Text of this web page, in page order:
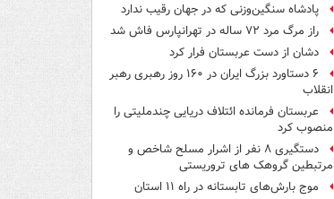
پادشاه سنگین‌وزنی که در جهان رقیب ندارد
راز مرگ مرد ۷۲ ساله در تهرانپارس فاش شد
دشان از دست عربستان فرار کرد
۶ دستاورد بزرگ ایران در ۱۶۰ روز رهبری رهبر
انقلاب
عربستان فرمانده ائتلاف دریایی چندملیتی را
منصوب کرد
دستگیری ۸ نفر از اشرار مسلح شاخص و
مرتبطین گروهک های تروریستی
موج بارش‌های تابستانه در راه ۱۱ استان